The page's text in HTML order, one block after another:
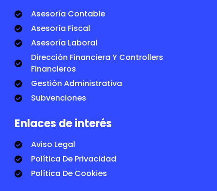
Asesoría Contable
Asesoría Fiscal
Asesoría Laboral
Dirección Financiera Y Controllers
Financieros
Gestión Administrativa
Subvenciones
Enlaces de interés
Aviso Legal
Política De Privacidad
Política De Cookies